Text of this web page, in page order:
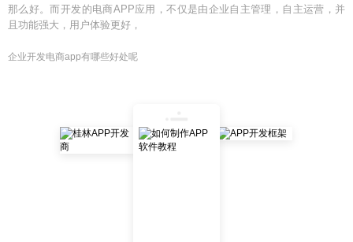
那么好。而开发的电商APP应用，不仅是由企业自主管理，自主运营，并
且功能强大，用户体验更好，
企业开发电商app有哪些好处呢